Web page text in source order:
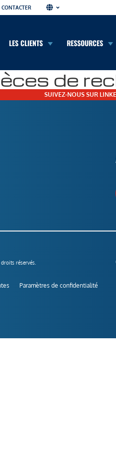
LES CLIENTS RESSOURCES
de
SUIVEZ-NOUS SUR
réservés.
Paramètres de confidentialité